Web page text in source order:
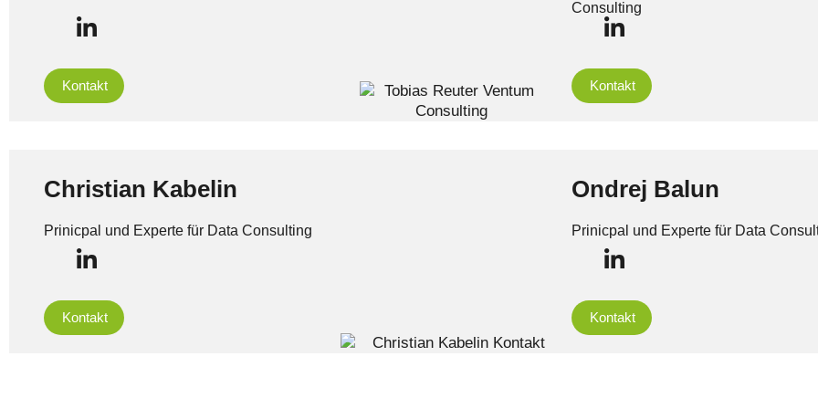
Kontakt
Consulting
Kontakt
Christian Kabelin
Prinicpal und Experte für Data Consulting
Kontakt
Ondrej Balun
Prinicpal und Experte für Data
Kontakt